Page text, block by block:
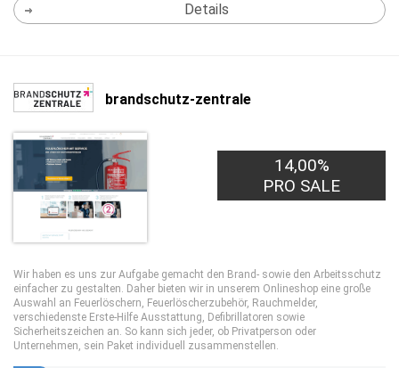
Details
brandschutz-zentrale
14,00%
PRO SALE
Wir haben es uns zur Aufgabe gemacht den Brand- sowie den Arbeitsschutz
einfacher zu gestalten. Daher bieten wir in unserem Onlineshop eine große
Auswahl an Feuerlöschern, Feuerlöscherzubehör, Rauchmelder,
verschiedenste Erste-Hilfe Ausstattung, Defibrillatoren sowie
Sicherheitszeichen an. So kann sich jeder, ob Privatperson oder
Unternehmen, sein Paket individuell zusammenstellen.